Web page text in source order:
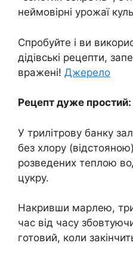
неймовірні урожаї
Спробуйте і ви
дідівські рецепти,
вражені! Джерело
Рецепт дуже простий:
У трилітрову банку
без хлору
розведених теплою
цукру.
Накривши марлею,
час від часу
готовий, коли